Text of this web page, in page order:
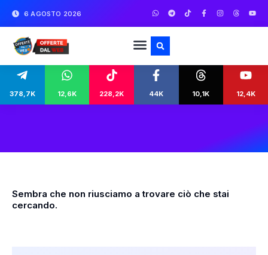
6 AGOSTO 2026
378,7K 12,6K 228,2K 44K 10,1K 12,4K
Sembra che non riusciamo a trovare ciò che stai
cercando.